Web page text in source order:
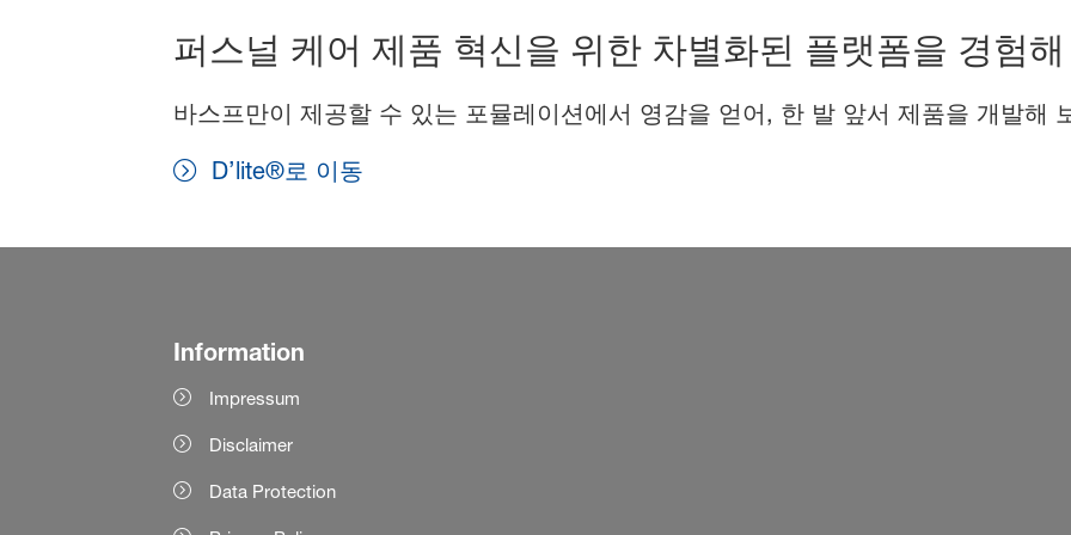
퍼스널 케어 제품 혁신을 위한 차별화된 플랫폼을 경험
바스프만이 제공할 수 있는 포뮬레이션에서 영감을 얻어, 한 발 앞서 제품을 개발해
D’lite®로 이동
Information
Impressum
Disclaimer
Data Protection